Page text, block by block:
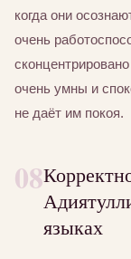
когда они
очень
очень умны и
не даёт им покоя.
08
языках